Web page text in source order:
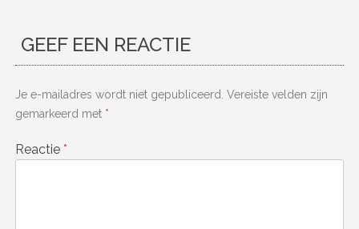
GEEF EEN REACTIE
Je e-mailadres wordt niet gepubliceerd. Vereiste velden zijn
gemarkeerd met *
Reactie *